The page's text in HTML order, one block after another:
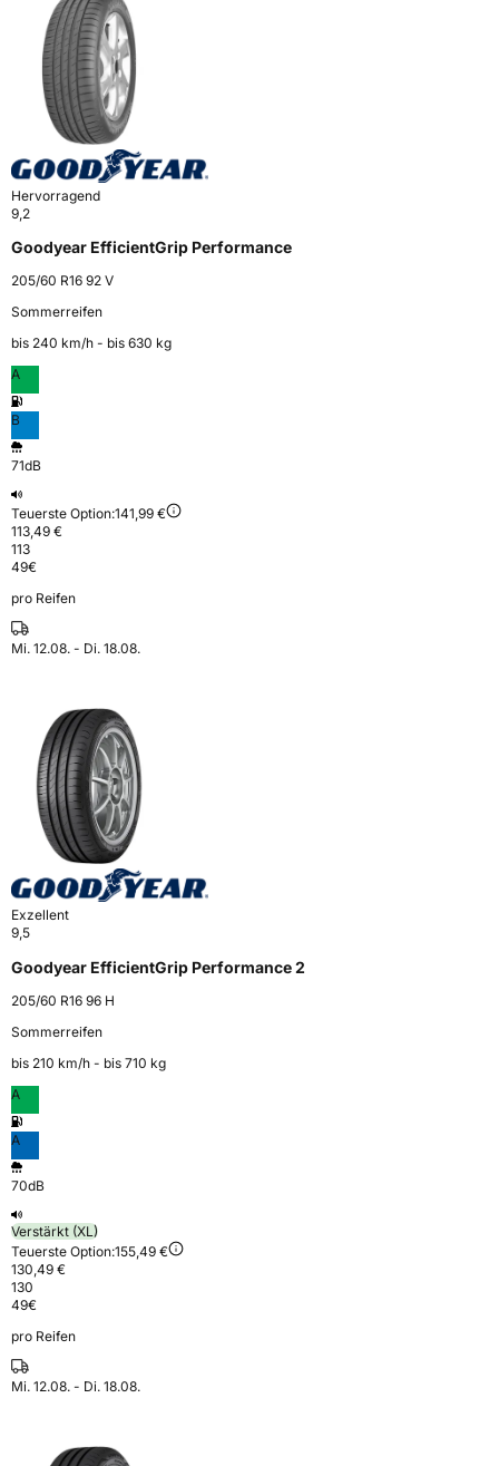
Hervorragend
9,2
Goodyear EfficientGrip Performance
205/60 R16 92 V
Sommerreifen
bis 240 km⁠/⁠h - bis 630 kg
A
B
71dB
Teuerste Option:141,99 €
113,49 €
113
49€
pro Reifen
Mi. 12.08. - Di. 18.08.
Exzellent
9,5
Goodyear EfficientGrip Performance 2
205/60 R16 96 H
Sommerreifen
bis 210 km⁠/⁠h - bis 710 kg
A
A
70dB
Verstärkt (XL)
Teuerste Option:155,49 €
130,49 €
130
49€
pro Reifen
Mi. 12.08. - Di. 18.08.